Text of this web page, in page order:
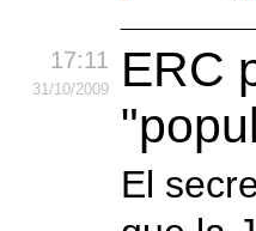
17:11
31/10/2009
ERC
El